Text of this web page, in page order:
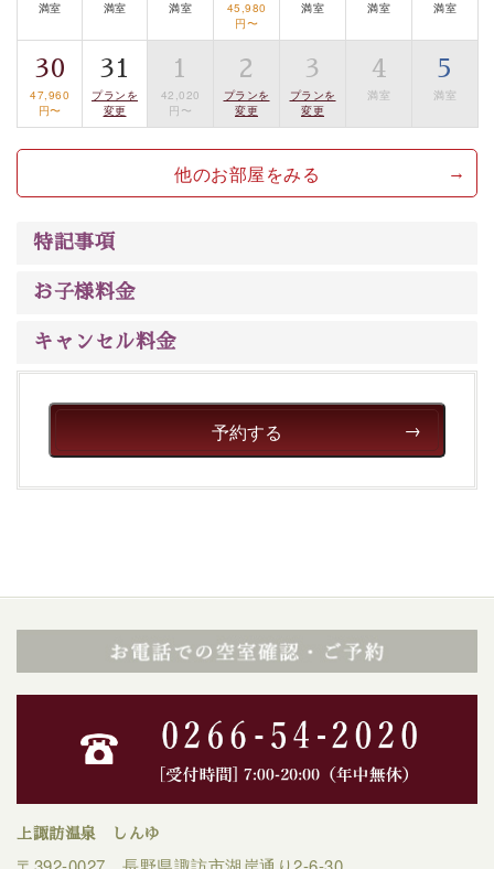
以上がプラン内容です。
上諏訪温泉“しんゆ”なら諏訪大社など歴史ある諏訪の街
で心癒されます。
清らかな源泉、自然の恵みあるお食事、諏訪湖に包まれ
るお部屋、 大人のたしなみを感じていただける、美しく
癒される宿で贅沢に幸せのときを安心してお過ごしくだ
満室 満室 満室
45,980
円〜
満室 満室 満室
30
47,960
円〜
31
プランを
変更
1
42,020
円〜
2
プランを
変更
3
プランを
変更
4
満室
5
満室
他のお部屋をみる
特記事項
お子様料金
キャンセル料金
予約する
上諏訪温泉 しんゆ